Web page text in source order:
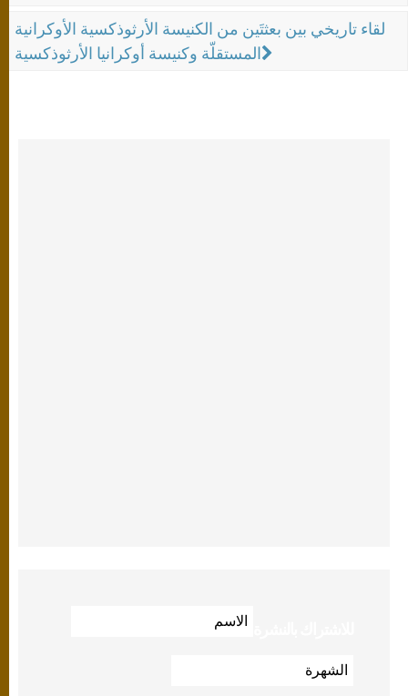
لقاء تاريخي بين بعثتَين من الكنيسة الأرثوذكسية الأوكرانية
المستقلّة وكنيسة أوكرانيا الأرثوذكسية